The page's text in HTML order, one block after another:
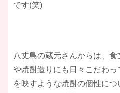
です(笑)
八丈島の蔵元さんからは、
や焼酎造りにも日々こだわ
を映すような焼酎の個性に